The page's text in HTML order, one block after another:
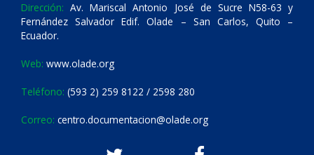
Dirección: Av. Mariscal Antonio José de Sucre N58-63 y
Fernández Salvador Edif. Olade – San Carlos, Quito –
Ecuador.
Web: www.olade.org
Teléfono: (593 2) 259 8122 / 2598 280
Correo: centro.documentacion@olade.org